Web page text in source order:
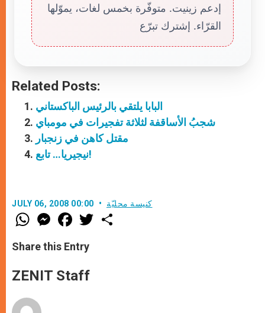
إدعم زينيت. متوفّرة بخمس لغات، يموّلها
القرّاء. إشترك تبرّع
Related Posts:
البابا يلتقي بالرئيس الباكستاني
شجبُ الأساقفة لثلاثة تفجيرات في مومباي
مقتل كاهن في زنجبار
نيجيريا… تابع!
JULY 06, 2008 00:00 كنيسة محليّة
W
h
t
s
p
p
M
e
s
e
g
e
F
a
e
b
o
k
w
Share this Entry
ZENIT Staff